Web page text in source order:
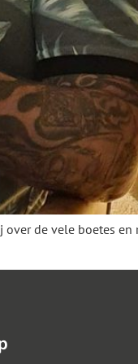
de vele boetes en